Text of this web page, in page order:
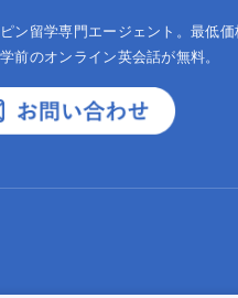
ン留学専門エージェント。最低価
前のオンライン英会話が無料。